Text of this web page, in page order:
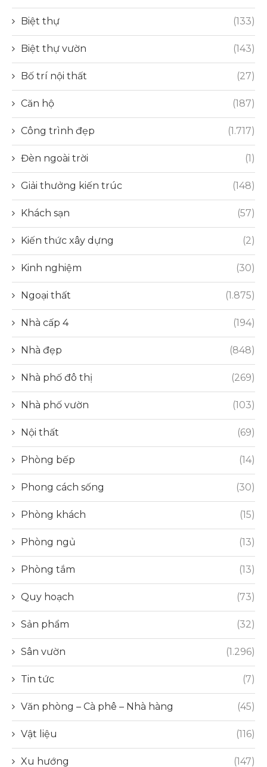
Biệt thự (133)
Biệt thự vườn (143)
Bố trí nội thất (27)
Căn hộ (187)
Công trình đẹp (1.717)
Đèn ngoài trời (1)
Giải thưởng kiến trúc (148)
Khách sạn (57)
Kiến thức xây dựng (2)
Kinh nghiệm (30)
Ngoại thất (1.875)
Nhà cấp 4 (194)
Nhà đẹp (848)
Nhà phố đô thị (269)
Nhà phố vườn (103)
Nội thất (69)
Phòng bếp (14)
Phong cách sống (30)
Phòng khách (15)
Phòng ngủ (13)
Phòng tắm (13)
Quy hoạch (73)
Sản phẩm (32)
Sân vườn (1.296)
Tin tức (7)
Văn phòng – Cà phê – Nhà hàng (45)
Vật liệu (116)
Xu hướng (147)